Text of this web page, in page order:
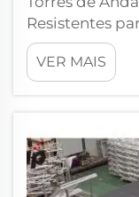
Resistentes
ambientes
de alumínio
diversos
VER MAIS